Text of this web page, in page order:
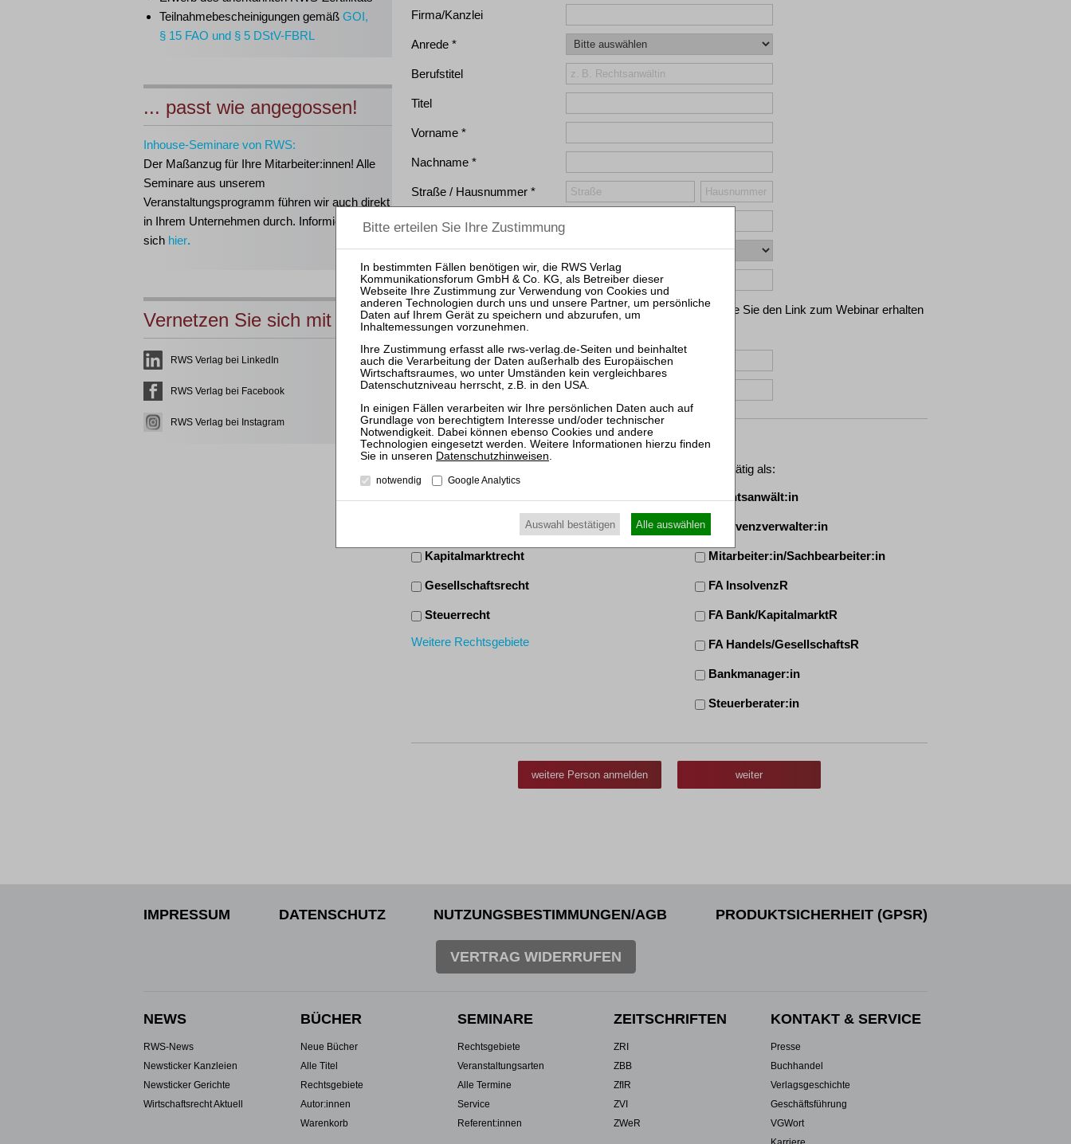
Teilnahmebescheinigungen gemäß GOI,
§ 15 FAO und § 5 DStV-FBRL
... passt wie angegossen!
Inhouse-Seminare von RWS:
Der Maßanzug für Ihre Mitarbeiter:innen! Alle
Seminare aus unserem
Veranstaltungsprogramm führen wir auch direkt
in Ihrem Unternehmen durch. Informieren Sie
sich hier.
Vernetzen Sie sich mit uns
RWS Verlag bei LinkedIn
RWS Verlag bei Facebook
RWS Verlag bei Instagram
Firma/Kanzlei
Anrede
Berufstitel
Titel
Vorname
Nachname
Straße / Hausnummer
PLZ / Ort
Land
Telefon
Bitte teilen Sie uns IhrepersönlicheE-Mail-Adresse mit, an die Sie den Link zum Webinar erhalten
wollen (kein Sammelpostfach!):
E-Mail
E-Mail (Bestätigung)
Kapitalmarktrecht
Gesellschaftsrecht
Steuerrecht
Weitere Rechtsgebiete
Ich bin tätig als:
Rechtsanwält:in
Insolvenzverwalter:in
Mitarbeiter:in/Sachbearbeiter:in
FA InsolvenzR
FA Bank/KapitalmarktR
FA Handels/GesellschaftsR
Bankmanager:in
Steuerberater:in
Wirtschaftsprüfer:in
Weitere Tätigkeiten
weitere Person anmelden weiter
IMPRESSUM DATENSCHUTZ NUTZUNGSBESTIMMUNGEN/AGB PRODUKTSICHERHEIT (GPSR)
VERTRAG WIDERRUFEN
NEWS
RWS-News
Newsticker Kanzleien
Newsticker Gerichte
Wirtschaftsrecht Aktuell
BÜCHER
Neue Bücher
Alle Titel
Rechtsgebiete
Autor:innen
Warenkorb
SEMINARE
Rechtsgebiete
Veranstaltungsarten
Alle Termine
Service
Referent:innen
ZEITSCHRIFTEN
ZRI
ZBB
ZfIR
ZVI
ZWeR
KONTAKT & SERVICE
Presse
Buchhandel
Verlagsgeschichte
Geschäftsführung
VGWort
Datenschutzhinweisen
notwendig Google Analytics
Auswahl bestätigen Alle auswählen